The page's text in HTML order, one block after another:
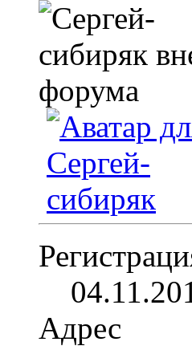
Адрес